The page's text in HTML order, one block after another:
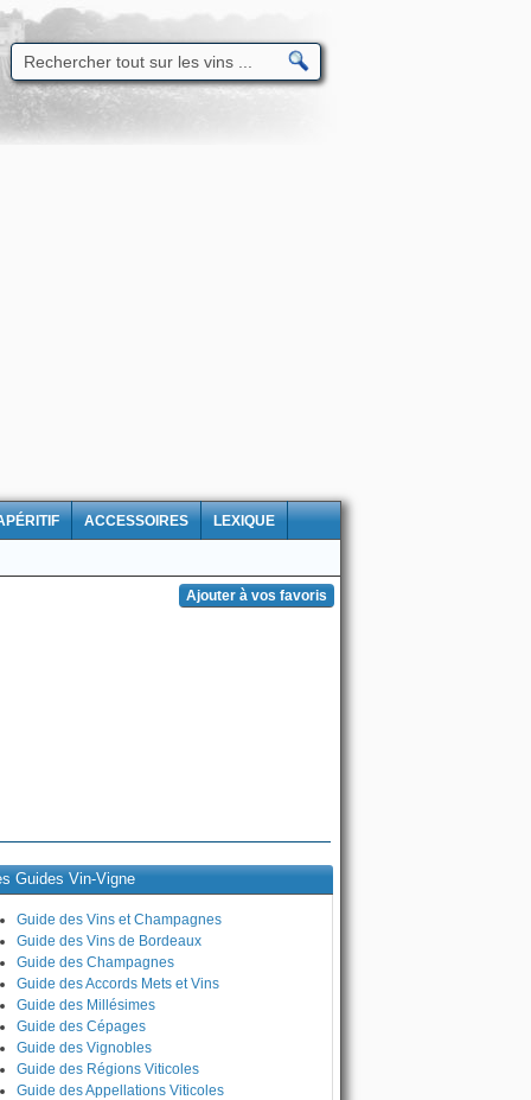
ACCESSOIRES LEXIQUE
Guides Vin-Vigne
Guide des Vins et Champagnes
Guide des Vins de Bordeaux
Guide des Champagnes
Guide des Accords Mets et Vins
Guide des Millésimes
Guide des Cépages
Guide des Vignobles
Guide des Régions Viticoles
Guide des Appellations Viticoles